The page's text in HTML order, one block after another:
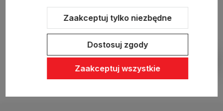
Sklep internetowy Shoper Premium
Szablon Shoper Modern 3.0™
Zaakceptuj tylko niezbędne
Dostosuj zgody
Zaakceptuj wszystkie